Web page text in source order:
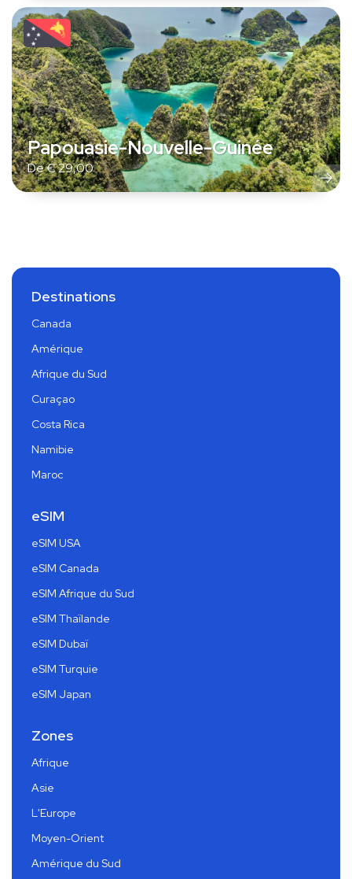
Papouasie-Nouvelle-Guinée
De€29,00
Destinations
Canada
Amérique
Afrique du Sud
Curaçao
Costa Rica
Namibie
Maroc
eSIM
eSIM USA
eSIM Canada
eSIM Afrique du Sud
eSIM Thaïlande
eSIM Dubaï
eSIM Turquie
eSIM Japan
Zones
Afrique
Asie
L'Europe
Moyen-Orient
Amérique du Sud